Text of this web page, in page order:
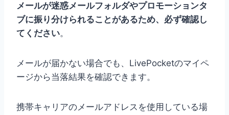
メールが迷惑メールフォルダやプロモーションタ
ブに振り分けられることがあるため、必ず確認し
てください。
メールが届かない場合でも、LivePocketのマイペ
ージから当落結果を確認できます。
携帯キャリアのメールアドレスを使用している場